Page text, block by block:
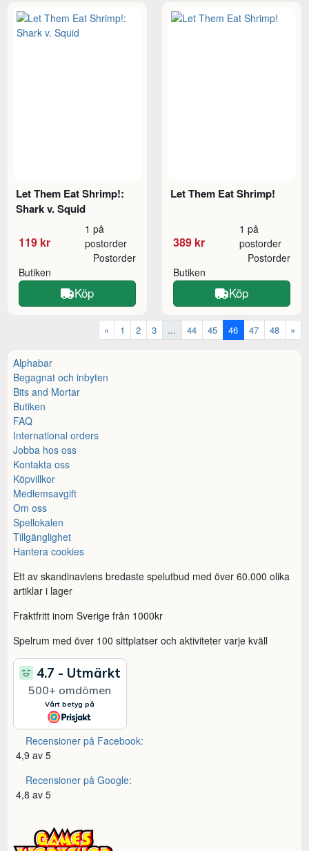
Let Them Eat Shrimp!:
Shark v. Squid
119 kr
1 på
postorder
Butiken
Postorder
Köp
Let Them Eat Shrimp!
389 kr
1 på
postorder
Butiken
Postorder
Köp
« 1 2 3 ... 44 45 46 47 48 »
Alphabar
Begagnat och inbyten
Bits and Mortar
Butiken
FAQ
International orders
Jobba hos oss
Kontakta oss
Köpvillkor
Medlemsavgift
Om oss
Spellokalen
Tillgänglighet
Hantera cookies
Ett av skandinaviens bredaste spelutbud med över 60.000 olika
artiklar i lager
Fraktfritt inom Sverige från 1000kr
Spelrum med över 100 sittplatser och aktiviteter varje kväll
Recensioner på Facebook:
4,9 av 5
Recensioner på Google:
4,8 av 5